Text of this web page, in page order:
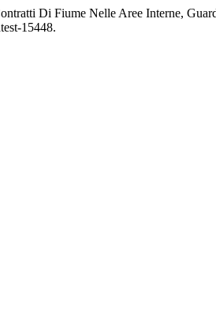
Di Fiume Nelle Aree Interne,
15448.